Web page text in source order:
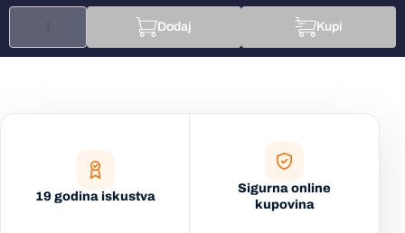
Dodaj Kupi
19 godina iskustva
Sigurna online
kupovina